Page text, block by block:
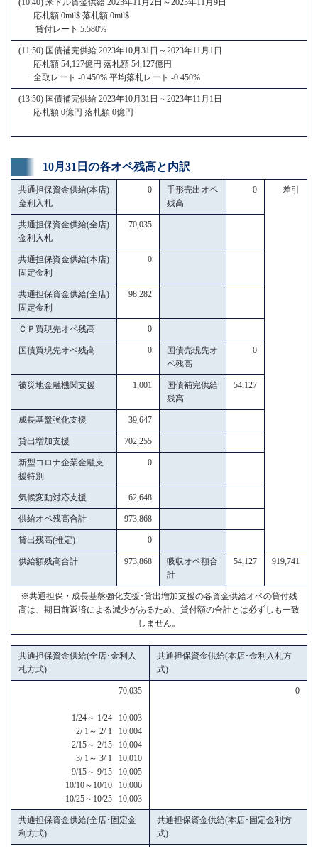
(10:40) 米ドル資金供給 2023年11月2日～2023年11月9日
応札額 0mil$ 落札額 0mil$
貸付レート 5.580%
(11:50) 国債補完供給 2023年10月31日～2023年11月1日
応札額 54,127億円 落札額 54,127億円
全取レート -0.450% 平均落札レート -0.450%
(13:50) 国債補完供給 2023年10月31日～2023年11月1日
応札額 0億円 落札額 0億円
10月31日の各オペ残高と内訳
共通担保資金供給(本店)
金利入札
0
手形売出オペ
残高
0 差引
共通担保資金供給(全店)
金利入札
70,035
共通担保資金供給(本店)
固定金利
0
共通担保資金供給(全店)
固定金利
98,282
ＣＰ買現先オペ残高 0
国債買現先オペ残高 0
国債売現先オ
ペ残高
0
被災地金融機関支援 1,001
国債補完供給
残高
54,127
成長基盤強化支援 39,647
貸出増加支援 702,255
新型コロナ企業金融支
援特別
0
気候変動対応支援 62,648
供給オペ残高合計 973,868
貸出残高(推定) 0
供給額残高合計 973,868
吸収オペ額合
計
54,127 919,741
※共通担保・成長基盤強化支援･貸出増加支援の各資金供給オペの貸付残
高は、期日前返済による減少があるため、貸付額の合計とは必ずしも一致
しません。
共通担保資金供給(全店･金利入
札方式)
共通担保資金供給(本店･金利入札方
式)
70,035
1/24～ 1/24 10,003
2/ 1～ 2/ 1 10,004
2/15～ 2/15 10,004
3/ 1～ 3/ 1 10,010
9/15～ 9/15 10,005
10/10～10/10 10,006
10/25～10/25 10,003
0
共通担保資金供給(全店･固定金
利方式)
共通担保資金供給(本店･固定金利方
式)